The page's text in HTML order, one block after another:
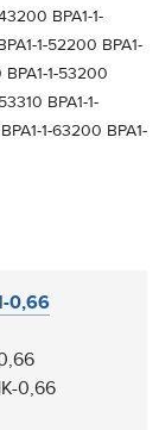
ВРА1-1-
1-52200 ВРА1-
ВРА1-1-53200
ВРА1-1-
1-63200 ВРА1-
0,66
0,66